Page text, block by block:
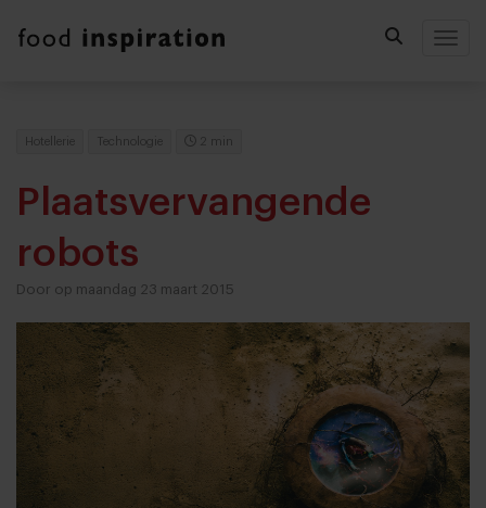
Hotellerie Technologie 2 min
Plaatsvervangende
robots
Door op maandag 23 maart 2015